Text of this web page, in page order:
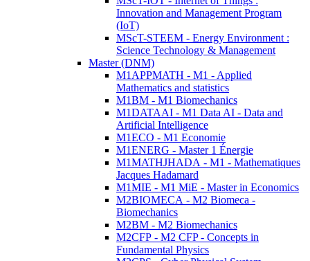
Innovation and Management Program
(IoT)
MScT-STEEM - Energy Environment :
Science Technology & Management
Master (DNM)
M1APPMATH - M1 - Applied
Mathematics and statistics
M1BM - M1 Biomechanics
M1DATAAI - M1 Data AI - Data and
Artificial Intelligence
M1ECO - M1 Economie
M1ENERG - Master 1 Énergie
M1MATHJHADA - M1 - Mathematiques
Jacques Hadamard
M1MIE - M1 MiE - Master in Economics
M2BIOMECA - M2 Biomeca -
Biomechanics
M2BM - M2 Biomechanics
M2CFP - M2 CFP - Concepts in
Fundamental Physics